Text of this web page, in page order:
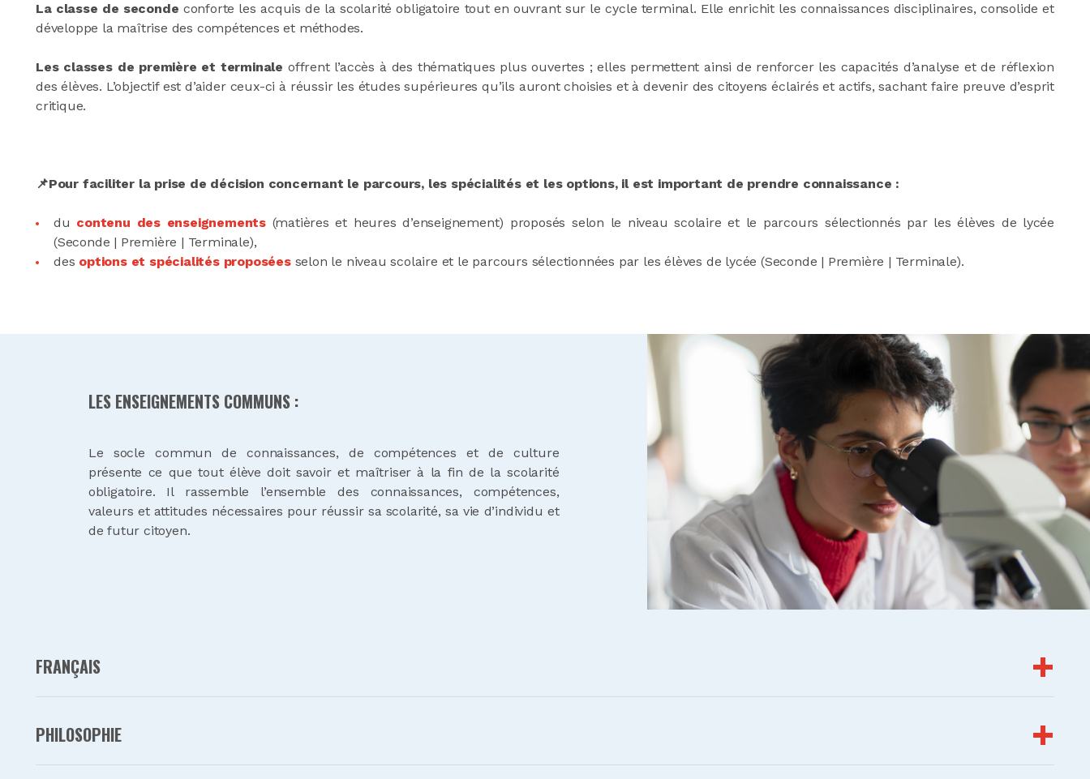
La classe de seconde conforte les acquis de la scolarité obligatoire tout en ouvrant sur le cycle terminal. Elle enrichit les connaissances disciplinaires, consolide et
développe la maîtrise des compétences et méthodes.
Les classes de première et terminale offrent l’accès à des thématiques plus ouvertes ; elles permettent ainsi de renforcer les capacités d’analyse et de réflexion
des élèves. L’objectif est d’aider ceux-ci à réussir les études supérieures qu’ils auront choisies et à devenir des citoyens éclairés et actifs, sachant faire preuve d’esprit
critique.
📌Pour faciliter la prise de décision concernant le parcours, les spécialités et les options, il est important de prendre connaissance :
du contenu des enseignements(matières et heures d’enseignement) proposés selon le niveau scolaire et le parcours sélectionnés par les élèves de lycée
(Seconde | Première | Terminale),
des options et spécialités proposéesselon le niveau scolaire et le parcours sélectionnées par les élèves de lycée (Seconde | Première | Terminale).
LES ENSEIGNEMENTS COMMUNS :
Le socle commun de connaissances, de compétences et de culture
présente ce que tout élève doit savoir et maîtriser à la fin de la scolarité
obligatoire. Il rassemble l’ensemble des connaissances, compétences,
valeurs et attitudes nécessaires pour réussir sa scolarité, sa vie d’individu et
de futur citoyen.
FRANÇAIS
PHILOSOPHIE